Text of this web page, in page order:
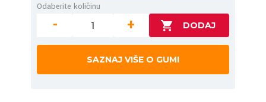
Odaberite količinu
- +
SAZNAJ VIŠE O GUMI